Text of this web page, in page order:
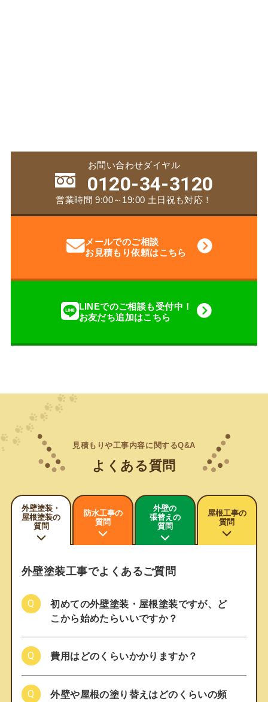
お問い合わせダイヤル
0120-34-3120
営業時間 9:00～19:00 土日祝も対応！
メールでのご相談
お見積もり依頼はこちら
LINEでのご相談も受付中！
お友だち追加はこちら
見積もりや工事内容に関するQ&A
よくある質問
外壁塗装・
屋根塗装の
質問
防水工事の
質問
外壁の
張替えの
質問
屋根工事の
質問
外壁塗装工事でよくあるご質問
初めての外壁塗装・屋根塗装ですが、ど
こから始めたらいいですか？
費用はどのくらいかかりますか？
外壁や屋根の塗り替えはどのくらいの頻